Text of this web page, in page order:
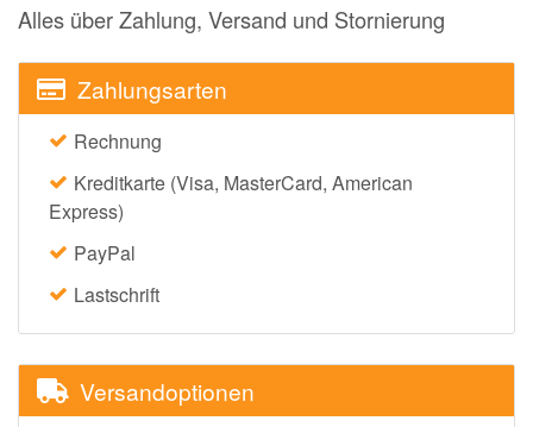
Alles über Zahlung, Versand und Stornierung
Zahlungsarten
Rechnung
Kreditkarte (Visa, MasterCard, American
Express)
PayPal
Lastschrift
Versandoptionen